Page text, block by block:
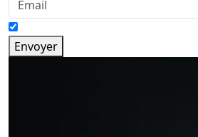
Envoyer